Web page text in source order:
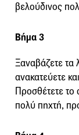
βελούδινος
Βήμα 3
Ξαναβάζετε τα
ανακατεύετε
Προσθέτετε το
πολύ πηχτή,